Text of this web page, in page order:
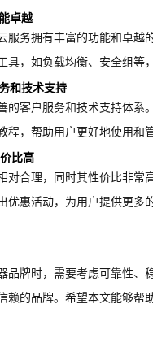
卓越
服务拥有丰富的功能和卓越
具，如负载均衡、安全组等
和技术支持
的客户服务和技术支持体
程，帮助用户更好地使用和
比高
对合理，同时其性价比非常
优惠活动，为用户提供更多
品牌时，需要考虑可靠性、
赖的品牌。希望本文能够帮